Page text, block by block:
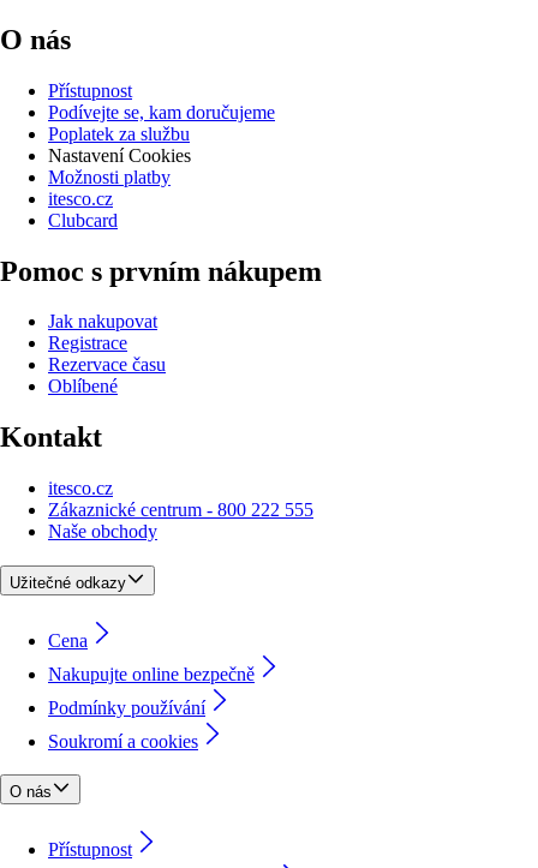
O nás
Přístupnost
Podívejte se, kam doručujeme
Poplatek za službu
Nastavení Cookies
Možnosti platby
itesco.cz
Clubcard
Pomoc s prvním nákupem
Jak nakupovat
Registrace
Rezervace času
Oblíbené
Kontakt
itesco.cz
Zákaznické centrum - 800 222 555
Naše obchody
Užitečné odkazy
Cena
Nakupujte online bezpečně
Podmínky používání
Soukromí a cookies
O nás
Přístupnost